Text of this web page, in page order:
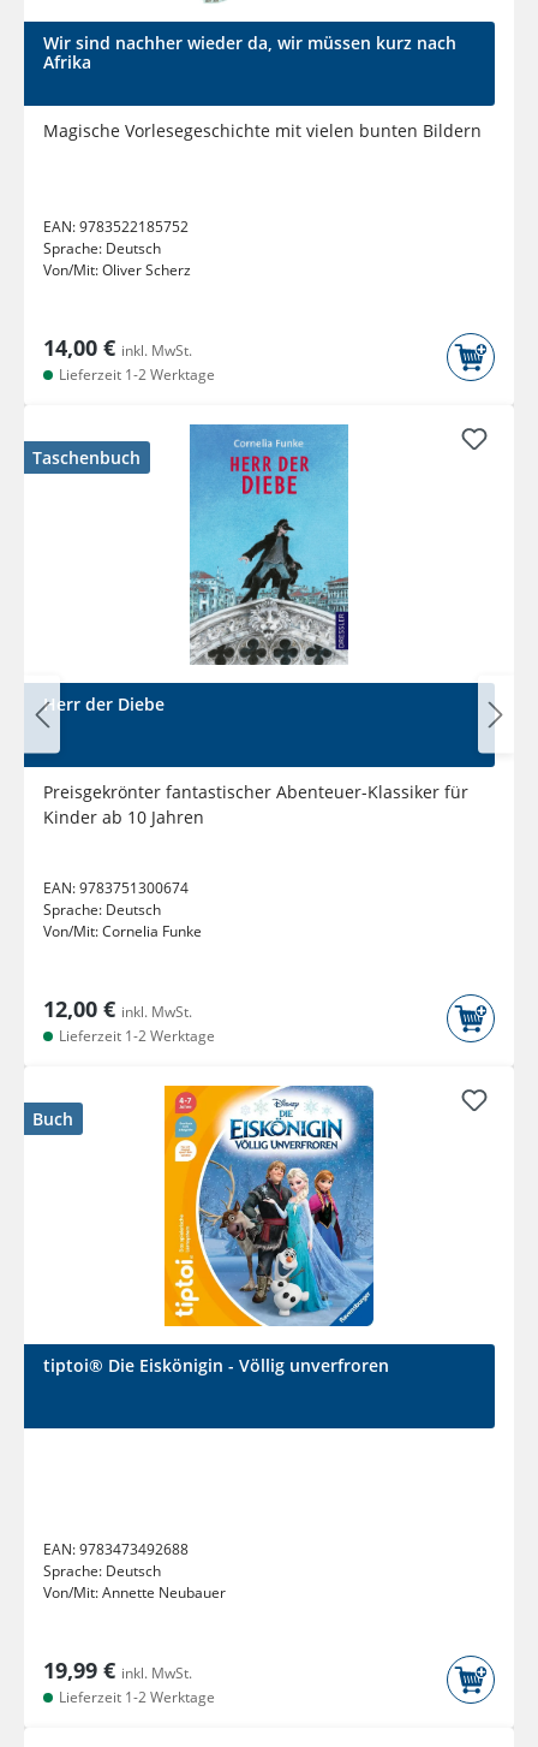
Wir sind nachher wieder da, wir müssen kurz nach
Afrika
Magische Vorlesegeschichte mit vielen bunten Bildern
EAN:9783522185752
Sprache: Deutsch
Von/Mit:Oliver Scherz
14,00 € inkl. MwSt.
Lieferzeit 1-2 Werktage
Taschenbuch
Herr der Diebe
Preisgekrönter fantastischer Abenteuer-Klassiker für
Kinder ab 10 Jahren
EAN:9783751300674
Sprache: Deutsch
Von/Mit:Cornelia Funke
12,00 € inkl. MwSt.
Lieferzeit 1-2 Werktage
Buch
tiptoi® Die Eiskönigin - Völlig unverfroren
EAN:9783473492688
Sprache: Deutsch
Von/Mit:Annette Neubauer
19,99 € inkl. MwSt.
Lieferzeit 1-2 Werktage